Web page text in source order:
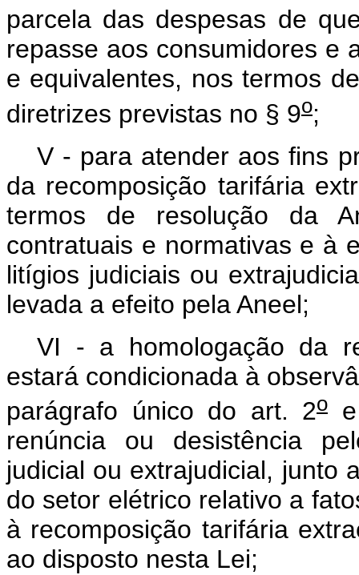
parcela das despesas de
repasse aos consumidores e
e equivalentes, nos termos
diretrizes previstas no § 9o;
V - para atender aos fins
da recomposição tarifária
termos de resolução da
contratuais e normativas e à
litígios judiciais ou
levada a efeito pela Aneel;
VI - a homologação da
estará condicionada à
parágrafo único do art. 2o
renúncia ou desistência
judicial ou extrajudicial, junto
do setor elétrico relativo a
à recomposição tarifária
ao disposto nesta Lei;